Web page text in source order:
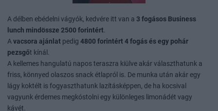
A délben ebédelni vágyók, kedvére itt van a 3 fogásos Business
lunch mindössze 2500 forintért.
Avacsora ajánlat pedig 4800 forintért 4 fogás és egy pohár
pezsgőt kínál.
A kellemes hangulatú napos teraszra kiülve akár választhatunk a
friss, könnyed olaszos snack étlapról is. De munka után akár egy
lágy koktélt is fogyaszthatunk lazításképpen, de ha kocsival
vagyunk érdemes megkóstolni egy különleges limonádét vagy
kávét.